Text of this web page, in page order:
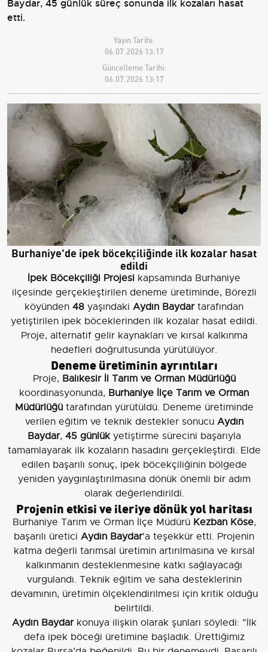
Baydar, 45 günlük süreç sonunda ilk kozaları hasat
etti.
Yayın Tarihi:
06.07.2026 13:17
Güncelleme Tarihi:
06.07.2026 13:17
Burhaniye'de ipek böcekçiliğinde ilk kozalar hasat
edildi
İpek Böcekçiliği Projesi kapsamında Burhaniye
ilçesinde gerçekleştirilen deneme üretiminde, Börezli
köyünden 48 yaşındaki Aydın Baydartarafından
yetiştirilen ipek böceklerinden ilk kozalar hasat edildi.
Proje, alternatif gelir kaynakları ve kırsal kalkınma
hedefleri doğrultusunda yürütülüyor.
Deneme üretiminin ayrıntıları
Proje, Balıkesir İl Tarım ve Orman Müdürlüğü
koordinasyonunda, Burhaniye İlçe Tarım ve Orman
Müdürlüğütarafından yürütüldü. Deneme üretiminde
verilen eğitim ve teknik destekler sonucu Aydın
Baydar, 45 günlükyetiştirme sürecini başarıyla
tamamlayarak ilk kozaların hasadını gerçekleştirdi. Elde
edilen başarılı sonuç, ipek böcekçiliğinin bölgede
yeniden yaygınlaştırılmasına dönük önemli bir adım
olarak değerlendirildi.
Projenin etkisi ve ileriye dönük yol haritası
Burhaniye Tarım ve Orman İlçe Müdürü Kezban Köse,
başarılı üretici Aydın Baydar'a teşekkür etti. Projenin
katma değerli tarımsal üretimin artırılmasına ve kırsal
kalkınmanın desteklenmesine katkı sağlayacağı
vurgulandı. Teknik eğitim ve saha desteklerinin
devamının, üretimin ölçeklendirilmesi için kritik olduğu
belirtildi.
Aydın Baydarkonuya ilişkin olarak şunları söyledi: "İlk
defa ipek böceği üretimine başladık. Ürettiğimiz